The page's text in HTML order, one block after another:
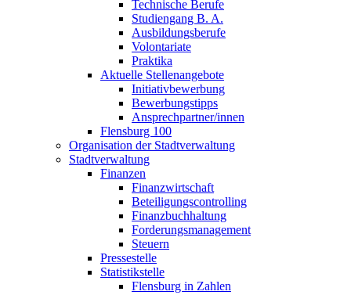
Technische Berufe
Studiengang B. A.
Ausbildungsberufe
Volontariate
Praktika
Aktuelle Stellenangebote
Initiativbewerbung
Bewerbungstipps
Ansprechpartner/innen
Flensburg 100
Organisation der Stadtverwaltung
Stadtverwaltung
Finanzen
Finanzwirtschaft
Beteiligungscontrolling
Finanzbuchhaltung
Forderungsmanagement
Steuern
Pressestelle
Statistikstelle
Flensburg in Zahlen